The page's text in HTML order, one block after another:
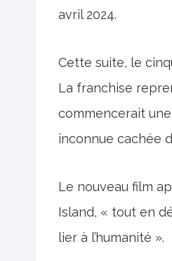
avril 2024.
Cette suite, le
La franchise
commencerait
inconnue cachée
Le nouveau film
Island, « tout en
lier à l’humanité ».